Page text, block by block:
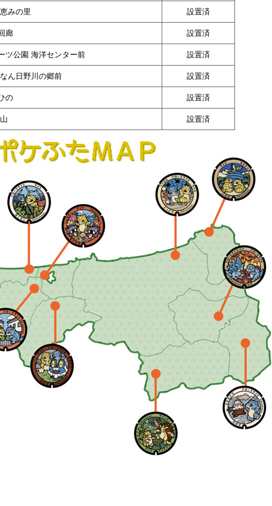
みの里 設置済
廊 設置済
ツ公園 海洋センター前 設置済
ん日野川の郷前 設置済
の 設置済
設置済